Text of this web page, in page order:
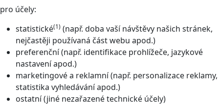
pro účely:
statistické(1) (např. doba vaší návštěvy našich stránek,
nejčastěji používaná část webu apod.)
preferenční (např. identifikace prohlížeče, jazykové
nastavení apod.)
marketingové a reklamní (např. personalizace reklamy,
statistika vyhledávání apod.)
ostatní (jiné nezařazené technické účely)